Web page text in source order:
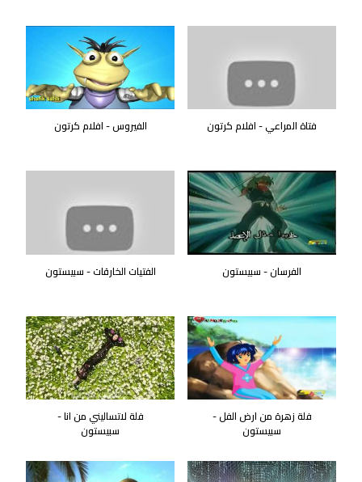
فتاة المراعي - افلام كرتون الفيروس - افلام كرتون
الفرسان - سبيستون الفتيات الخارقات - سبيستون
فلة زهرة من ارض الفل -
سبيستون
فلة لاتساليني من انا -
سبيستون